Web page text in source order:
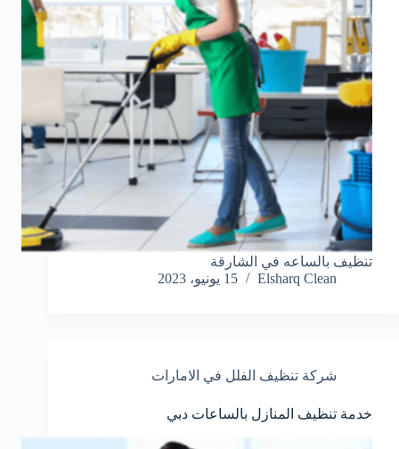
تنظيف بالساعه في الشارقة
Elsharq Clean
15 يونيو، 2023
شركة تنظيف الفلل في الامارات
خدمة تنظيف المنازل بالساعات دبي